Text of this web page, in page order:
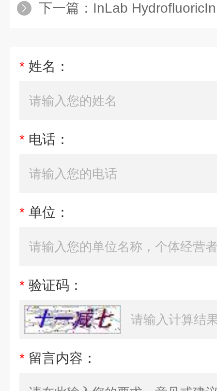
下一篇： InLab HydrofluoricInLab
* 姓名：
* 电话：
* 单位：
* 验证码：
* 留言内容：